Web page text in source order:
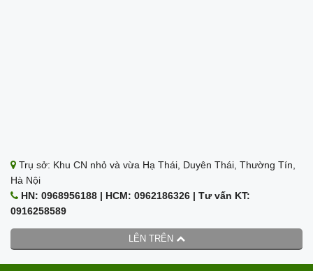
LÊN TRÊN
Trụ sở: Khu CN nhỏ và vừa Hạ Thái, Duyên Thái, Thường Tín,
Hà Nội
HN: 0968956188 | HCM: 0962186326 | Tư vấn KT:
0916258589